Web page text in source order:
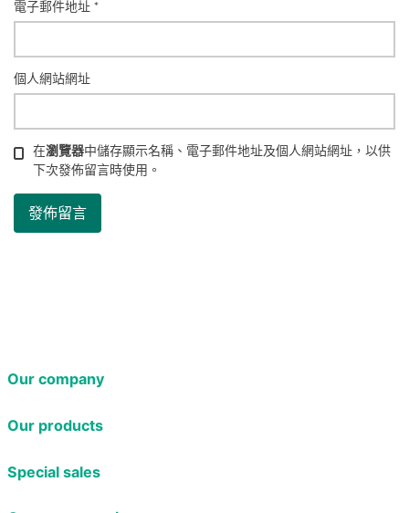
電子郵件地址 *
個人網站網址
在瀏覽器中儲存顯示名稱、電子郵件地址及個人網站網址，以供
下次發佈留言時使用。
Our company
Our products
Special sales